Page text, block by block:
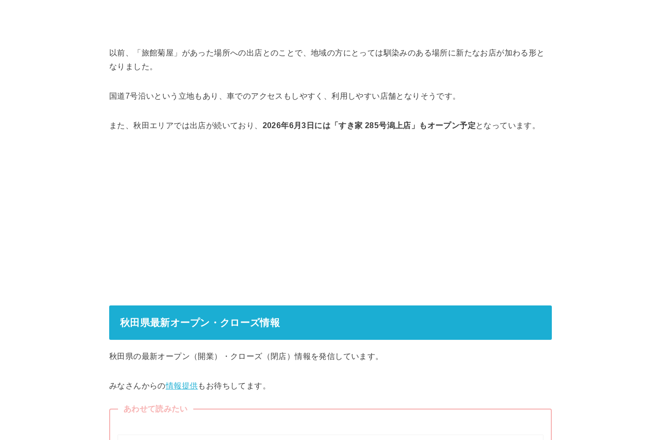
以前、「旅館菊屋」があった場所への出店とのことで、地域の方にとっては馴染みのある場所に新たなお店が加わる形と
なりました。
国道7号沿いという立地もあり、車でのアクセスもしやすく、利用しやすい店舗となりそうです。
また、秋田エリアでは出店が続いており、 2026年6月3日には「すき家 285号潟上店」もオープン予定となっています。
秋田県最新オープン・クローズ情報
秋田県の最新オープン（開業）・クローズ（閉店）情報を発信しています。
みなさんからの情報提供もお待ちしてます。
あわせて読みたい